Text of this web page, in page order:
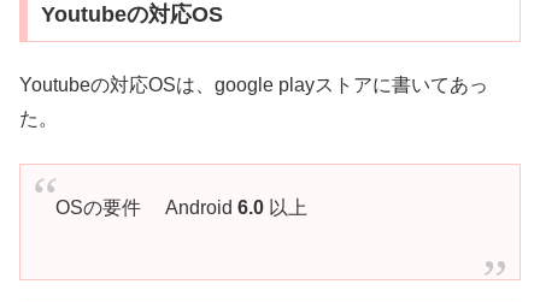
Youtubeの対応OS
Youtubeの対応OSは、google playストアに書いてあっ
た。
OSの要件 Android 6.0以上